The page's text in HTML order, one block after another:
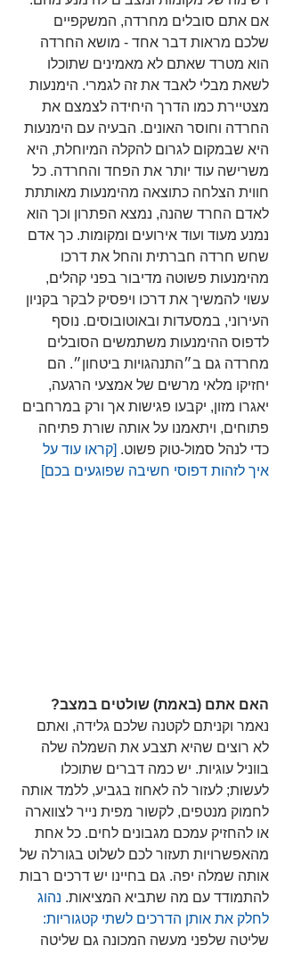
אם אתם סובלים מחרדה, המשקפיים
שלכם מראות דבר אחד - מושא החרדה
הוא מטרד שאתם לא מאמינים שתוכלו
לשאת מבלי לאבד את זה לגמרי. הימנעות
מצטיירת כמו הדרך היחידה לצמצם את
החרדה וחוסר האונים. הבעיה עם הימנעות
היא שבמקום לגרום להקלה המיוחלת, היא
משרישה עוד יותר את הפחד והחרדה. כל
חווית הצלחה כתוצאה מהימנעות מאותתת
לאדם החרד שהנה, נמצא הפתרון וכך הוא
נמנע מעוד ועוד אירועים ומקומות. כך אדם
שחש חרדה חברתית והחל את דרכו
מהימנעות פשוטה מדיבור בפני קהלים,
עשוי להמשיך את דרכו ויפסיק לבקר בקניון
העירוני, במסעדות ובאוטובוסים. נוסף
לדפוס ההימנעות משתמשים הסובלים
מחרדה גם ב״התנהגויות ביטחון״. הם
יחזיקו מלאי מרשים של אמצעי הרגעה,
יאגרו מזון, יקבעו פגישות אך ורק במרחבים
פתוחים, ויתאמנו על אותה שורת פתיחה
כדי לנהל סמול-טוק פשוט. [קראו עוד על
איך לזהות דפוסי חשיבה שפוגעים בכם]
האם אתם (באמת) שולטים במצב?
נאמר וקניתם לקטנה שלכם גלידה, ואתם
לא רוצים שהיא תצבע את השמלה שלה
בווניל עוגיות. יש כמה דברים שתוכלו
לעשות; לעזור לה לאחוז בגביע, ללמד אותה
לחמוק מנטפים, לקשור מפית נייר לצווארה
או להחזיק עמכם מגבונים לחים. כל אחת
מהאפשרויות תעזור לכם לשלוט בגורלה של
אותה שמלה יפה. גם בחיינו יש דרכים רבות
להתמודד עם מה שתביא המציאות. נהוג
לחלק את אותן הדרכים לשתי קטגוריות:
שליטה שלפני מעשה המכונה גם שליטה